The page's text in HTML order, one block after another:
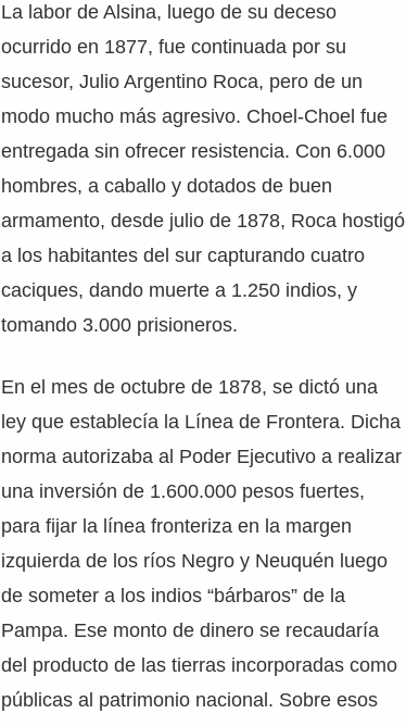
La labor de Alsina, luego de su deceso
ocurrido en 1877, fue continuada por su
sucesor, Julio Argentino Roca, pero de un
modo mucho más agresivo. Choel-Choel fue
entregada sin ofrecer resistencia. Con 6.000
hombres, a caballo y dotados de buen
armamento, desde julio de 1878, Roca hostigó
a los habitantes del sur capturando cuatro
caciques, dando muerte a 1.250 indios, y
tomando 3.000 prisioneros.
En el mes de octubre de 1878, se dictó una
ley que establecía la Línea de Frontera. Dicha
norma autorizaba al Poder Ejecutivo a realizar
una inversión de 1.600.000 pesos fuertes,
para fijar la línea fronteriza en la margen
izquierda de los ríos Negro y Neuquén luego
de someter a los indios “bárbaros” de la
Pampa. Ese monto de dinero se recaudaría
del producto de las tierras incorporadas como
públicas al patrimonio nacional. Sobre esos